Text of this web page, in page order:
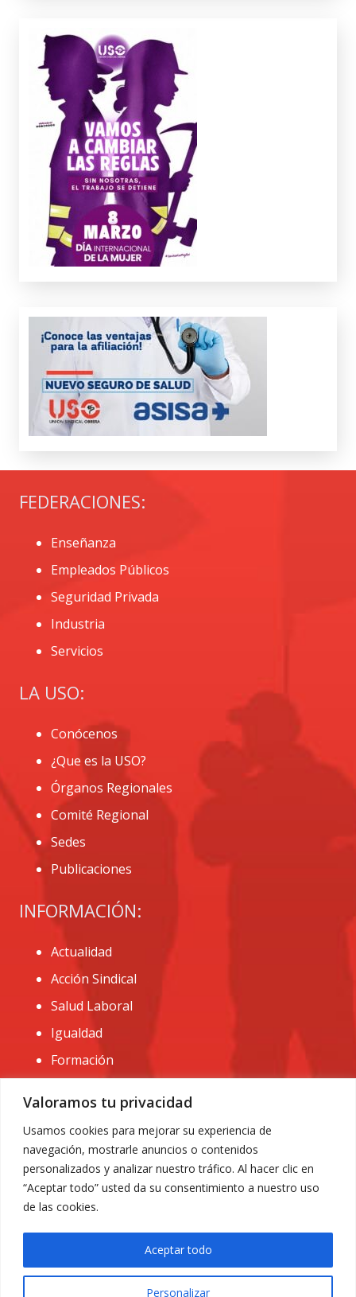
Valoramos tu privacidad
Usamos cookies para mejorar su experiencia de
navegación, mostrarle anuncios o contenidos
personalizados y analizar nuestro tráfico. Al hacer clic en
“Aceptar todo” usted da su consentimiento a nuestro uso
de las cookies.
Personalizar
Aceptar todo
FEDERACIONES:
Enseñanza
Empleados Públicos
Seguridad Privada
Industria
Servicios
LA USO:
Conócenos
¿Que es la USO?
Órganos Regionales
Comité Regional
Sedes
Publicaciones
INFORMACIÓN:
Actualidad
Acción Sindical
Salud Laboral
Igualdad
Formación
CONTACTO:
administracion@usomurcia.org
968 25 01 20
C/ Huerto de las bombas nº6. 30009 Murcia